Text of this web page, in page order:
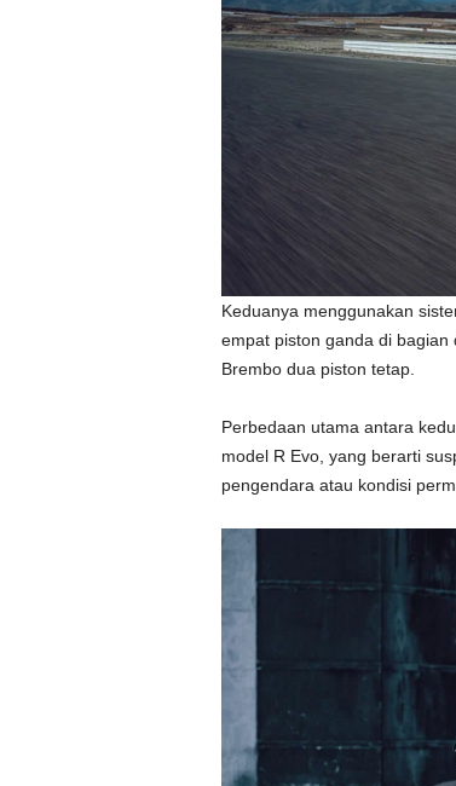
Keduanya menggunakan
empat piston ganda di
Brembo dua piston tetap.
Perbedaan utama antara
model R Evo, yang berarti
pengendara atau kondisi